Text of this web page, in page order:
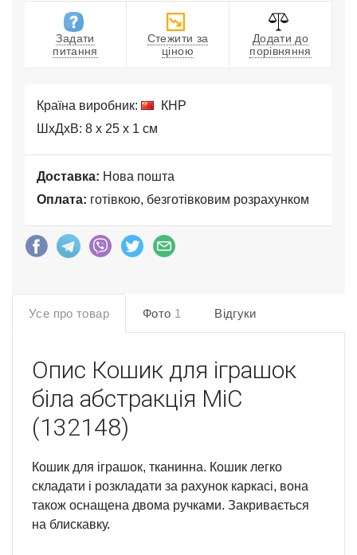
Задати
питання
Стежити за
ціною
Додати до
порівняння
Країна виробник:
КНР
ШхДхВ: 8 x 25 x 1 см
Доставка: Нова пошта
Оплата: готівкою, безготівковим розрахунком
Усе про товар Фото 1 Відгуки
Опис Кошик для іграшок
біла абстракція MiC
(132148)
Кошик для іграшок, тканинна. Кошик легко
складати і розкладати за рахунок каркасі, вона
також оснащена двома ручками. Закривається
на блискавку.